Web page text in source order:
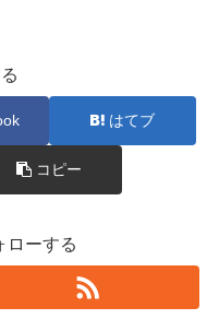
はてブ
コピー
ローする